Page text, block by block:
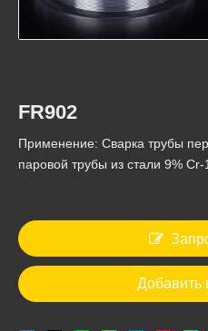
FR902
Применение: Сварка трубы
паровой трубы из стали 9%
Добавить